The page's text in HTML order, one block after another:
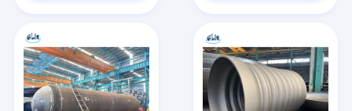
Προϊόντα
Περίπου εμείς